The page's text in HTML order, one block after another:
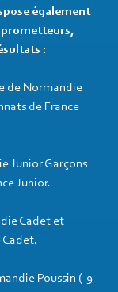
également
prometteurs,
:
de Normandie
de France
Junior Garçons
Junior.
Cadet et
Cadet.
Poussin (-9